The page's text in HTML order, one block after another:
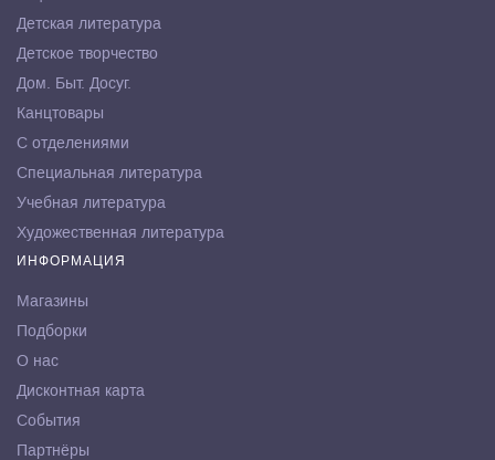
Детская литература
Детское творчество
Дом. Быт. Досуг.
Канцтовары
С отделениями
Специальная литература
Учебная литература
Художественная литература
ИНФОРМАЦИЯ
Магазины
Подборки
О нас
Дисконтная карта
События
Партнёры